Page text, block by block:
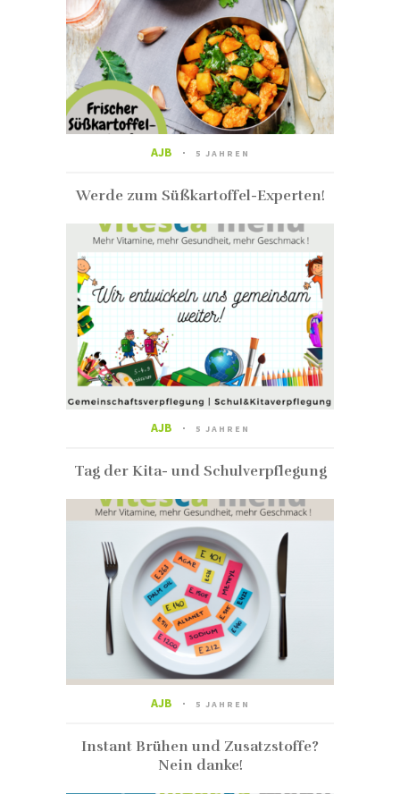
AJB 5 JAHREN
Werde zum Süßkartoffel-Experten!
AJB 5 JAHREN
Tag der Kita- und Schulverpflegung
AJB 5 JAHREN
Instant Brühen und Zusatzstoffe?
Nein danke!